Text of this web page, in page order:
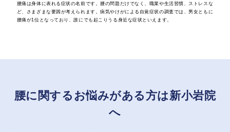
腰痛は身体に表れる症状の名前です。腰の問題だけでなく、職業や生活習慣、ストレスな
ど、さまざまな要因が考えられます。病気やけがによる自覚症状の調査では、男女ともに
腰痛が1位となっており、誰にでも起こりうる身近な症状といえます。
腰に関するお悩みがある方は新小岩院
へ